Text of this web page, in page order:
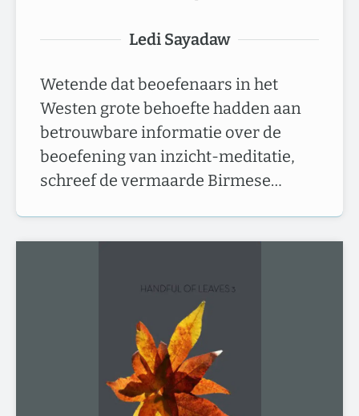
Ledi Sayadaw
Wetende dat beoefenaars in het
Westen grote behoefte hadden aan
betrouwbare informatie over de
beoefening van inzicht-meditatie,
schreef de vermaarde Birmese…